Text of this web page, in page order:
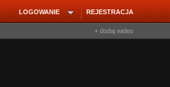
REJESTRACJA
LOGOWANIE
+ dodaj wideo